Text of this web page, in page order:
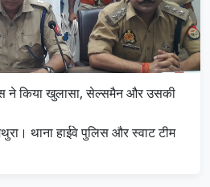
ने किया खुलासा, सेल्समैन और उसकी
थाना हाईवे पुलिस और स्वाट टीम